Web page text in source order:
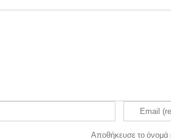
Αποθήκευσε το όνομά